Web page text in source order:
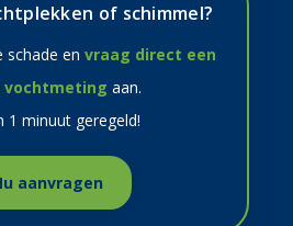
of schimmel?
schade en vraag direct een
vochtmeting aan.
1 minuut geregeld!
aanvragen